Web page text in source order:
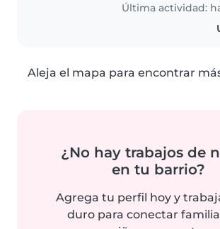
Última actividad:
Aleja el mapa para encontrar
¿No hay trabajos de
en tu barrio?
Agrega tu perfil hoy y
duro para conectar